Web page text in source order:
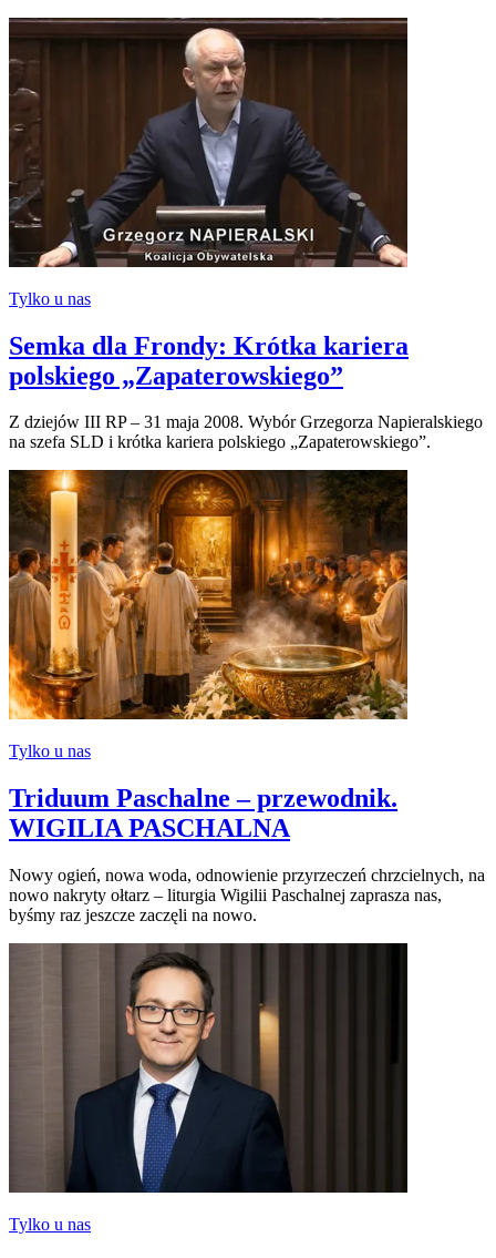
Tylko u nas
Semka dla Frondy: Krótka kariera
polskiego „Zapaterowskiego”
Z dziejów III RP – 31 maja 2008. Wybór Grzegorza Napieralskiego
na szefa SLD i krótka kariera polskiego „Zapaterowskiego”.
Tylko u nas
Triduum Paschalne – przewodnik.
WIGILIA PASCHALNA
Nowy ogień, nowa woda, odnowienie przyrzeczeń chrzcielnych, na
nowo nakryty ołtarz – liturgia Wigilii Paschalnej zaprasza nas,
byśmy raz jeszcze zaczęli na nowo.
Tylko u nas